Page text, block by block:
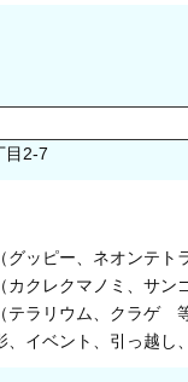
目2-7
グッピー、ネオンテト
カクレクマノミ、サン
テラリウム、クラゲ 等
、イベント、引っ越し